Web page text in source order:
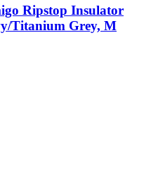
Ripstop Insulator
Titanium Grey, M